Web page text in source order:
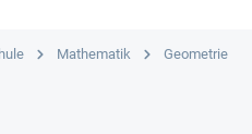
Mathematik Geometrie